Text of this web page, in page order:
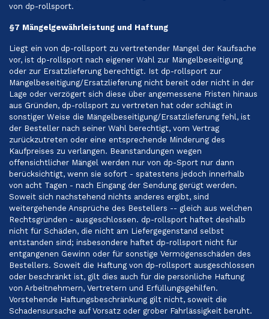
von dp-rollsport.
§7 Mängelgewährleistung und Haftung
Liegt ein von dp-rollsport zu vertretender Mangel der Kaufsache
vor, ist dp-rollsport nach eigener Wahl zur Mängelbeseitigung
oder zur Ersatzlieferung berechtigt. Ist dp-rollsport zur
Mängelbeseitigung/Ersatzlieferung nicht bereit oder nicht in der
Lage oder verzögert sich diese über angemessene Fristen hinaus
aus Gründen, dp-rollsport zu vertreten hat oder schlägt in
sonstiger Weise die Mängelbeseitigung/Ersatzlieferung fehl, ist
der Besteller nach seiner Wahl berechtigt, vom Vertrag
zurückzutreten oder eine entsprechende Minderung des
Kaufpreises zu verlangen. Beanstandungen wegen
offensichtlicher Mängel werden nur von dp-Sport nur dann
berücksichtigt, wenn sie sofort - spätestens jedoch innerhalb
von acht Tagen - nach Eingang der Sendung gerügt werden.
Soweit sich nachstehend nichts anderes ergibt, sind
weitergehende Ansprüche des Bestellers -- gleich aus welchen
Rechtsgründen - ausgeschlossen. dp-rollsport haftet deshalb
nicht für Schäden, die nicht am Liefergegenstand selbst
entstanden sind; insbesondere haftet dp-rollsport nicht für
entgangenen Gewinn oder für sonstige Vermögensschäden des
Bestellers. Soweit die Haftung von dp-rollsport ausgeschlossen
oder beschränkt ist, gilt dies auch für die persönliche Haftung
von Arbeitnehmern, Vertretern und Erfüllungsgehilfen.
Vorstehende Haftungsbeschränkung gilt nicht, soweit die
Schadensursache auf Vorsatz oder grober Fahrlässigkeit beruht.